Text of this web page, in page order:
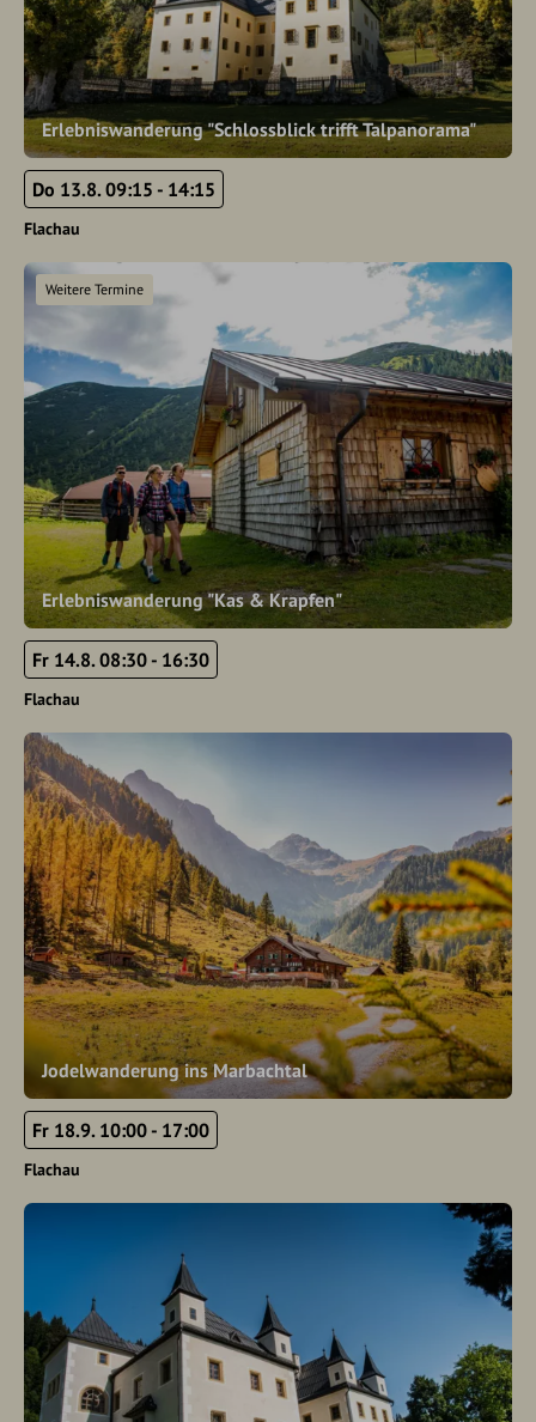
Erlebniswanderung "Schlossblick trifft Talpanorama"
Do 13.8. 09:15 - 14:15
Flachau
Erlebniswanderung "Kas & Krapfen"
Weitere Termine
Fr 14.8. 08:30 - 16:30
Flachau
Jodelwanderung ins Marbachtal
Fr 18.9. 10:00 - 17:00
Flachau